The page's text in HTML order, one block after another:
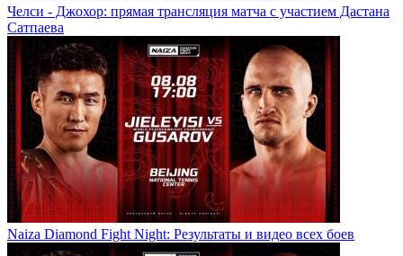
Челси - Джохор: прямая трансляция матча с участием Дастана
Сатпаева
Naiza Diamond Fight Night: Результаты и видео всех боев